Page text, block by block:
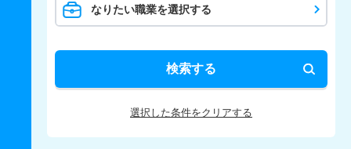
なりたい職業を選択する
検索する
選択した条件をクリアする